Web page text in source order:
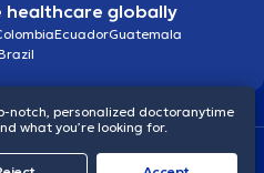
healthcare globally
EcuadorGuatemala
Data Protection Policy
notch, personalized doctoranytime
what you’re looking for.